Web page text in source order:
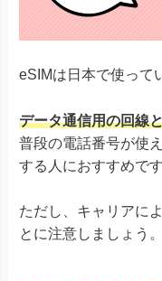
eSIMは日本で使って
データ通信用の回線
普段の電話番号が使
する人におすすめです
ただし、キャリアに
とに注意しましょう。